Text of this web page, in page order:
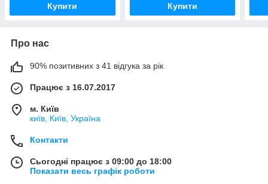
Купити Купити
Про нас
90% позитивних з 41 відгука за рік
Працює з 16.07.2017
м. Київ
київ, Київ, Україна
Контакти
Сьогодні працює з 09:00 до 18:00
Показати весь графік роботи